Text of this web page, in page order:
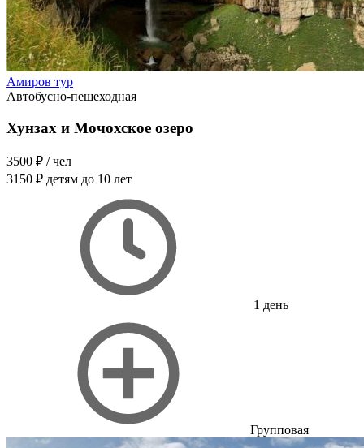
Амиров тур
Автобусно-пешеходная
Хунзах и Мочохское озеро
3500 ₽ / чел
3150 ₽ детям до 10 лет
1 день
Групповая